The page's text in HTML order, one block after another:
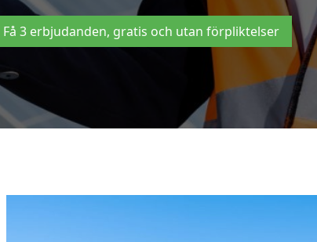
Få 3 erbjudanden, gratis och utan förpliktelser